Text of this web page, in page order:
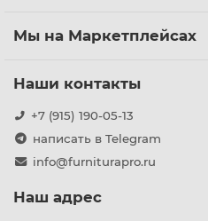
Мы на Маркетплейсах
Наши контакты
+7 (915) 190-05-13
написать в Telegram
info@furniturapro.ru
Наш адрес